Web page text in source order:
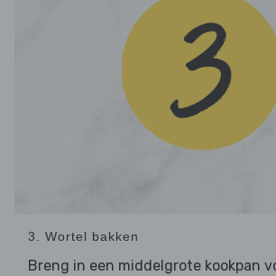
3. Wortel bakken
Breng in een middelgrote kookpan